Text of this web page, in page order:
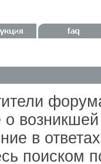
в
поиском